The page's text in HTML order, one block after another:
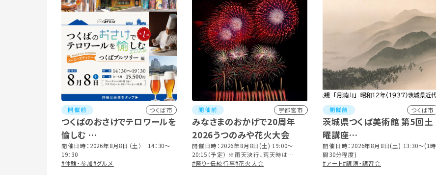
開催前 つくば市
つくばのおさけでテロワールを
愉しむ
メーカーズディナー つくばブ
ルワリー編
開催日時：2026年8月8日（土） 14：30～
19：30
#体験・参加#グルメ
開催前 宇都宮市
みなさまのおかげで20周年
2026うつのみや花火大会
開催日時：2026年8月8日(土) 19:00～
20:15（予定） ※雨天決行、荒天時は
8/9（日）に順延
#祭り・伝統行事#花火大会
開催前 つくば市
茨城県つくば美術館 第5回土
曜講座
「星に願いを 月に祈りを」展作
品紹介
開催日時：2026年8月8日(土) 13:30～(1時
間30分程度)
#アート#講演・講習会